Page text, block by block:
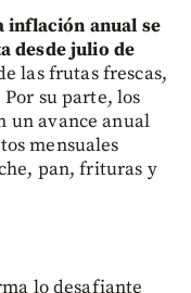
inflación anual se
desde julio de
las frutas frescas,
su parte, los
un avance anual
mensuales
pan, frituras y
lo desafiante